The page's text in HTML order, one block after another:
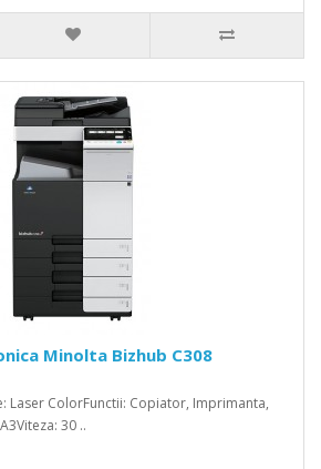
Minolta Bizhub C308
Laser ColorFunctii: Copiator, Imprimanta,
30 ..